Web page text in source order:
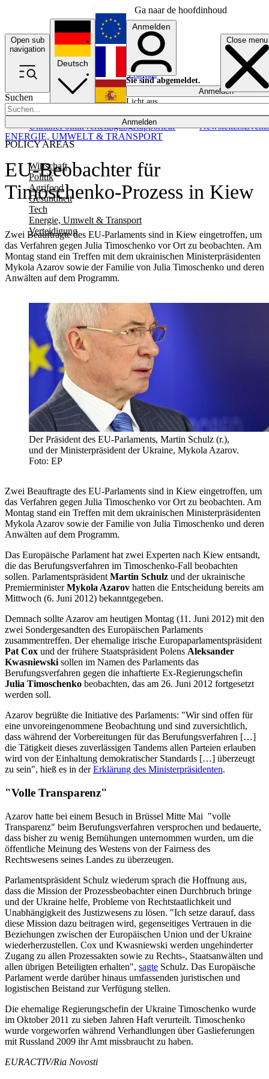
Ga naar de hoofdinhoud
Open sub
navigation
Close menu
Suchen
Anmelden
POLICY AREAS
Wirtschaft
Politik
Agrifood
Gesundheit
Tech
Energie, Umwelt & Transport
Verteidigung
UkrainePolitikVerteidigungRapporteur NewslettersEvents
Deutsch
English
Français
Anmelden
Sie sind abgemeldet.
Anmelden
Licht aus
EU-Beobachter für
Timoschenko-Prozess in Kiew
Zwei Beauftragte des EU-Parlaments sind in Kiew eingetroffen, um
das Verfahren gegen Julia Timoschenko vor Ort zu beobachten. Am
Montag stand ein Treffen mit dem ukrainischen Ministerpräsidenten
Mykola Azarov sowie der Familie von Julia Timoschenko und deren
Anwälten auf dem Programm.
ENERGIE, UMWELT & TRANSPORT
Der Präsident des EU-Parlaments, Martin Schulz (r.),
und der Ministerpräsident der Ukraine, Mykola Azarov.
Foto: EP
Zwei Beauftragte des EU-Parlaments sind in Kiew eingetroffen, um
das Verfahren gegen Julia Timoschenko vor Ort zu beobachten. Am
Montag stand ein Treffen mit dem ukrainischen Ministerpräsidenten
Mykola Azarov sowie der Familie von Julia Timoschenko und deren
Anwälten auf dem Programm.
Das Europäische Parlament hat zwei Experten nach Kiew entsandt,
die das Berufungsverfahren im Timoschenko-Fall beobachten
sollen. Parlamentspräsident Martin Schulz und der ukrainische
PremierministerMykola Azarov hatten die Entscheidung bereits am
Mittwoch (6. Juni 2012) bekanntgegeben.
Demnach sollte Azarov am heutigen Montag (11. Juni 2012) mit den
zwei Sondergesandten des Europäischen Parlaments
zusammentreffen. Der ehemalige irische Europaparlamentspräsident
Pat Cox und der frühere Staatspräsident Polens Aleksander
Kwasniewski sollen im Namen des Parlaments das
Berufungsverfahren gegen die inhaftierte Ex-Regierungschefin
Julia Timoschenko beobachten, das am 26. Juni 2012 fortgesetzt
werden soll.
Azarov begrüßte die Initiative des Parlaments: "Wir sind offen für
eine unvoreingenommene Beobachtung und sind zuversichtlich,
dass während der Vorbereitungen für das Berufungsverfahren […]
die Tätigkeit dieses zuverlässigen Tandems allen Parteien erlauben
wird von der Einhaltung demokratischer Standards […] überzeugt
zu sein", hieß es in derErklärung des Ministerpräsidenten.
"Volle Transparenz"
Azarov hatte bei einem Besuch in Brüssel Mitte Mai "volle
Transparenz" beim Berufungsverfahren versprochen und bedauerte,
dass bisher zu wenig Bemühungen unternommen wurden, um die
öffentliche Meinung des Westens von der Fairness des
Rechtswesens seines Landes zu überzeugen.
Parlamentspräsident Schulz wiederum sprach die Hoffnung aus,
dass die Mission der Prozessbeobachter einen Durchbruch bringe
und der Ukraine helfe, Probleme von Rechtstaatlichkeit und
Unabhängigkeit des Justizwesens zu lösen. "Ich setze darauf, dass
diese Mission dazu beitragen wird, gegenseitiges Vertrauen in die
Beziehungen zwischen der Europäischen Union und der Ukraine
wiederherzustellen. Cox und Kwasniewski werden ungehinderter
Zugang zu allen Prozessakten sowie zu Rechts-, Staatsanwälten und
allen übrigen Beteiligten erhalten", sagte Schulz. Das Europäische
Parlament werde darüber hinaus umfassenden juristischen und
logistischen Beistand zur Verfügung stellen.
Die ehemalige Regierungschefin der Ukraine Timoschenko wurde
im Oktober 2011 zu sieben Jahren Haft verurteilt. Timoschenko
wurde vorgeworfen während Verhandlungen über Gaslieferungen
mit Russland 2009 ihr Amt missbraucht zu haben.
EURACTIV/Ria Novosti